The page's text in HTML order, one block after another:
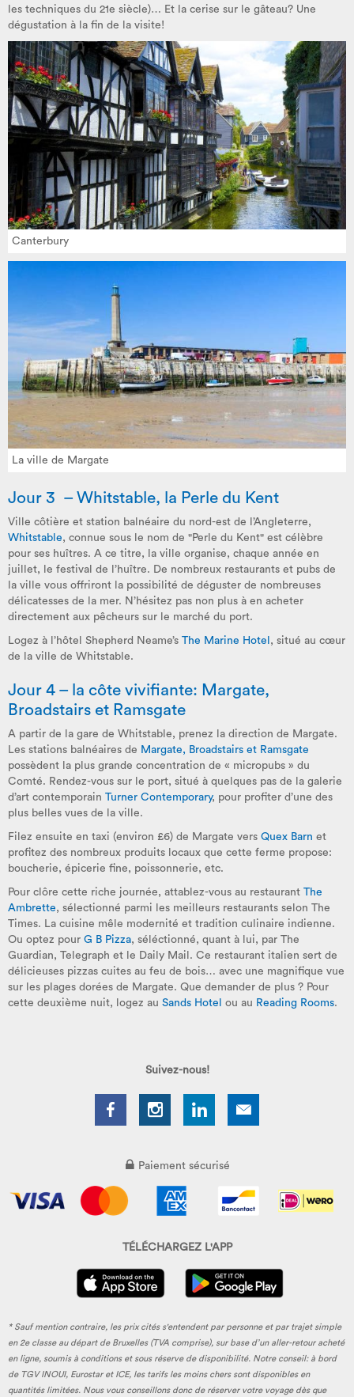
les techniques du 21e siècle)… Et la cerise sur le gâteau? Une
dégustation à la fin de la visite!
Canterbury
La ville de Margate
Jour 3 – Whitstable, la Perle du Kent
Ville côtière et station balnéaire du nord-est de l’Angleterre,
Whitstable, connue sous le nom de "Perle du Kent" est célèbre
pour ses huîtres. A ce titre, la ville organise, chaque année en
juillet, le festival de l’huître. De nombreux restaurants et pubs de
la ville vous offriront la possibilité de déguster de nombreuses
délicatesses de la mer. N’hésitez pas non plus à en acheter
directement aux pêcheurs sur le marché du port.
Logez à l’hôtel Shepherd Neame’s The Marine Hotel , situé au cœur
de la ville de Whitstable.
Jour 4 – la côte vivifiante: Margate,
Broadstairs et Ramsgate
A partir de la gare de Whitstable, prenez la direction de Margate.
Les stations balnéaires de Margate, Broadstairs et Ramsgate
possèdent la plus grande concentration de « micropubs » du
Comté. Rendez-vous sur le port, situé à quelques pas de la galerie
d’art contemporain Turner Contemporary, pour profiter d’une des
plus belles vues de la ville.
Filez ensuite en taxi (environ £6) de Margate vers Quex Barn et
profitez des nombreux produits locaux que cette ferme propose:
boucherie, épicerie fine, poissonnerie, etc.
Pour clôre cette riche journée, attablez-vous au restaurant The
Ambrette, sélectionné parmi les meilleurs restaurants selon The
Times. La cuisine mêle modernité et tradition culinaire indienne.
Ou optez pour G B Pizza, séléctionné, quant à lui, par The
Guardian, Telegraph et le Daily Mail. Ce restaurant italien sert de
délicieuses pizzas cuites au feu de bois… avec une magnifique vue
sur les plages dorées de Margate. Que demander de plus ? Pour
cette deuxième nuit, logez au Sands Hotel ou au Reading Rooms.
Suivez-nous!
Paiement sécurisé
TÉLÉCHARGEZ L'APP
* Sauf mention contraire, les prix cités s'entendent par personne et par trajet simple
en 2e classe au départ de Bruxelles (TVA comprise), sur base d’un aller-retour acheté
en ligne, soumis à conditions et sous réserve de disponibilité. Notre conseil: à bord
de TGV INOUI, Eurostar et ICE, les tarifs les moins chers sont disponibles en
quantités limitées. Nous vous conseillons donc de réserver votre voyage dès que